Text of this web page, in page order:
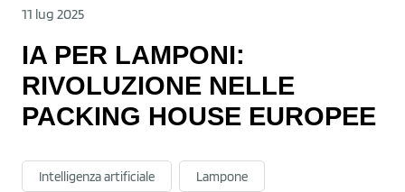
11 lug 2025
IA PER LAMPONI:
RIVOLUZIONE NELLE
PACKING HOUSE EUROPEE
Intelligenza artificiale Lampone